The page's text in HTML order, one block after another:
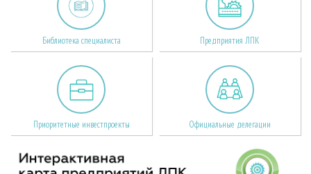
Библиотека специалиста Предприятия ЛПК
Приоритетные инвестпроекты Официальные делегации